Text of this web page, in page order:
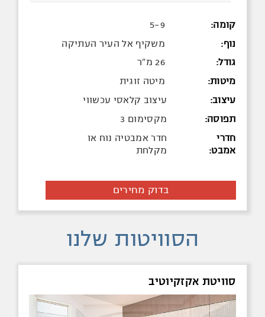
קומה:
5-9
נוף:
משקיף אל העיר העתיקה
גודל:
26 מ"ר
מיטות:
מיטה זוגית
עיצוב:
עיצוב קלאסי עכשווי
תפוסה:
מקסימום 3
חדרי
אמבט:
חדר אמבטיה נוח או
מקלחת
בדוק מחירים
הסוויטות שלנו
סוויטת אקזקיוטיב